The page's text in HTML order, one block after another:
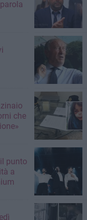
che
punto
a